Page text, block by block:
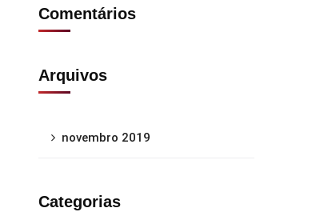
Comentários
Arquivos
novembro 2019
Categorias